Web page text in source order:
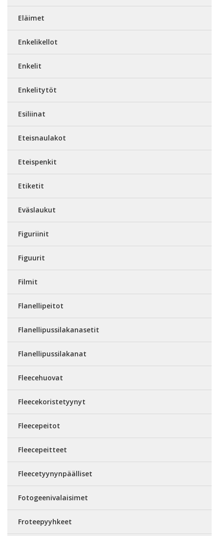
Eläimet
Enkelikellot
Enkelit
Enkelitytöt
Esiliinat
Eteisnaulakot
Eteispenkit
Etiketit
Eväslaukut
Figuriinit
Figuurit
Filmit
Flanellipeitot
Flanellipussilakanasetit
Flanellipussilakanat
Fleecehuovat
Fleecekoristetyynyt
Fleecepeitot
Fleecepeitteet
Fleecetyynynpäälliset
Fotogeenivalaisimet
Froteepyyhkeet